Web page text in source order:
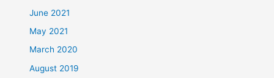
June 2021
May 2021
March 2020
August 2019